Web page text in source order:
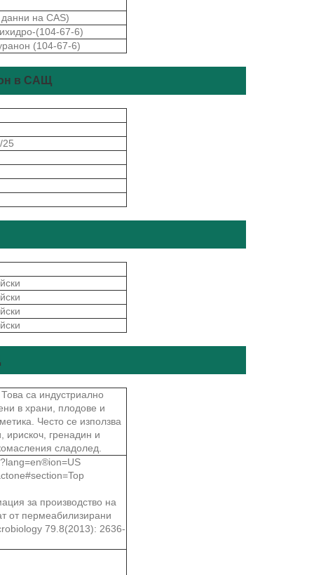
на CAS)
(104-67-6)
(104-67-6)
в САЩ
25
са индустриално
в храни, плодове и
Често се използва
ирискоч, гренадин и
сладолед.
за производство на
от пермеабилизирани
79.8(2013): 2636-